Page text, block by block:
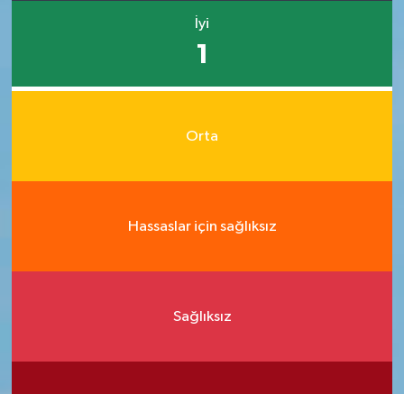
İyi
1
Orta
Hassaslar için sağlıksız
Sağlıksız